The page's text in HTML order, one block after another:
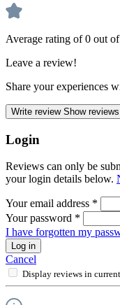
Average rating of 0 out
Leave a review!
Share your experiences
Write review Show reviews
Login
Reviews can only be
your login details below.
Your email address *
Your password *
I have forgotten my
Log in
Cancel
Display reviews in